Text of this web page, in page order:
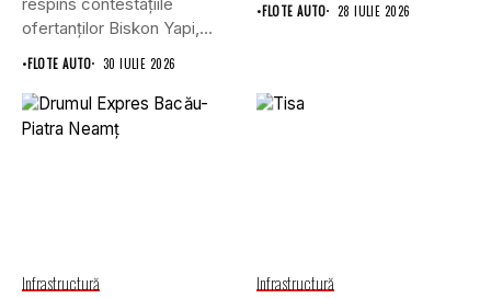
ofertanților Biskon Yapi,
Straco și...
•FLOTE AUTO 30 IULIE 2026
•FLOTE AUTO 28 IULIE 2026
Infrastructură Infrastructură